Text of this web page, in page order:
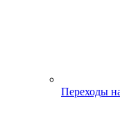
Переходы